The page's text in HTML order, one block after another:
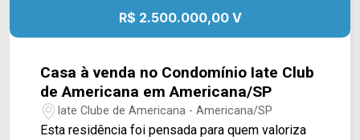
e agende sua visita. WhatsApp e telefone: (19)
R$ 2.500.000,00 V
Casa à venda no Condomínio Iate Club
de Americana em Americana/SP
Iate Clube de Americana - Americana/SP
Esta residência foi pensada para quem valoriza